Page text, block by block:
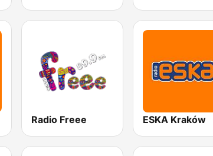
Radio Freee ESKA Kraków